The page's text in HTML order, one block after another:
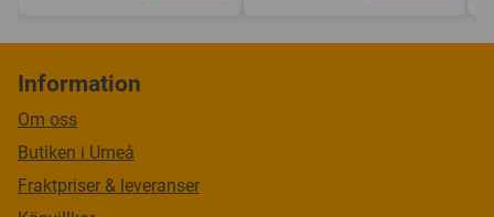
Information
Om oss
Butiken i Umeå
Fraktpriser & leveranser